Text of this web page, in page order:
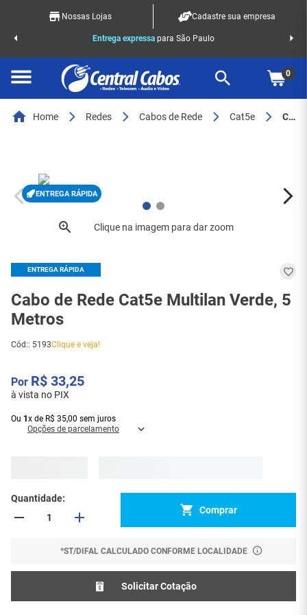
Nossas Lojas
Cadastre sua empresa
Entrega expressa para São Paulo
0
Home Redes Cabos de Rede Cat5e Cabo de Rede Cat5e LSZH Verde - MultiLAN Furukawa (23200138)
ENTREGA RÁPIDA
ENTREGA RÁPIDA
Cabo de Rede Cat5e Multilan Verde, 5
Metros
Cód:: 5193Clique e veja!
R$ 33,25
à vista no PIX
Ou 1 x de R$ 35,00 sem juros
Opções de parcelamento
Quantidade
Comprar
*ST/DIFAL CALCULADO CONFORME LOCALIDADE
Solicitar Cotação